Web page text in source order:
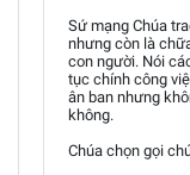
Sứ mạng Chúa
nhưng còn là
con người. Nói
tục chính công
ân ban nhưng
không.
Chúa chọn gọi